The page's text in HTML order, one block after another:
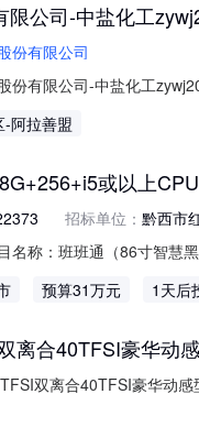
限公司-中盐化工
份有限公司
份有限公司-中盐化工
-阿拉善盟
或以上
招标单位： 黔西市
名称：班班通（86寸智慧
寸智慧黑板8G+256G+I5或
预算31万元 1天后
离合40TFSI豪华动
双离合40TFSI豪华动